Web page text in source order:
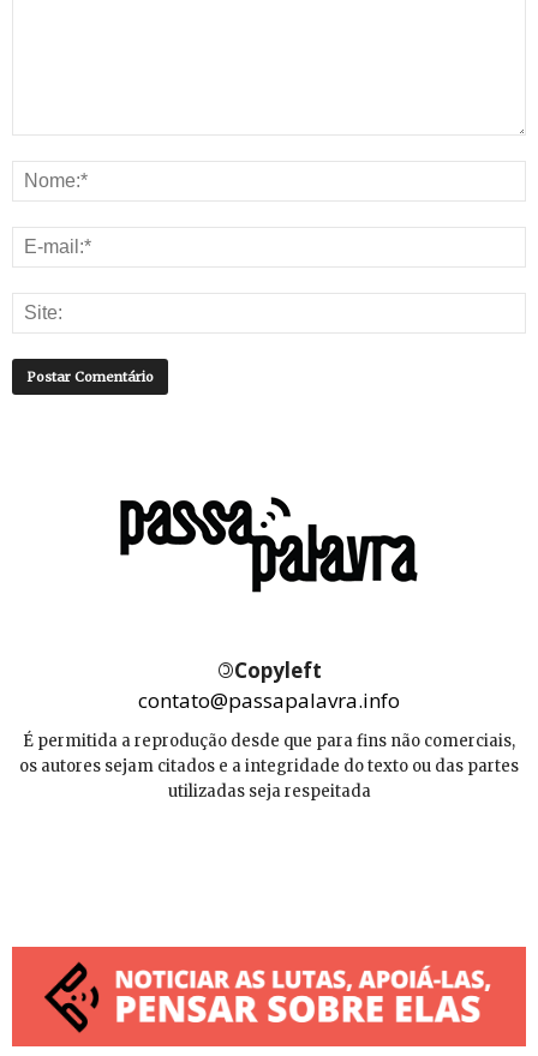
©Copyleft
contato@passapalavra.info
É permitida a reprodução desde que para fins não comerciais,
os autores sejam citados e a integridade do texto ou das partes
utilizadas seja respeitada